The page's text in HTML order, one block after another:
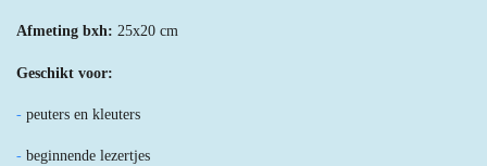
Afmeting bxh: 25x20 cm
Geschikt voor:
- peuters en kleuters
- beginnende lezertjes